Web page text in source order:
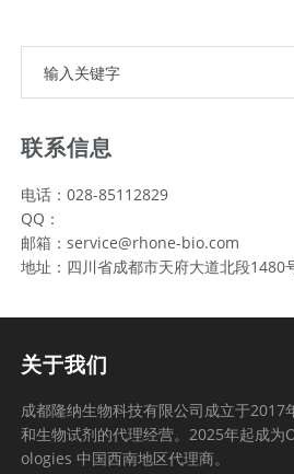
联系信息
电话：028-85112829
QQ：
邮箱：service@rhone-bio.com
地址：四川省成都市天府大道北段1480
关于我们
成都隆纳生物科技有限公司成立于2017
和生物试剂的代理经营。2025年起成
ologies 中国西南地区代理商。